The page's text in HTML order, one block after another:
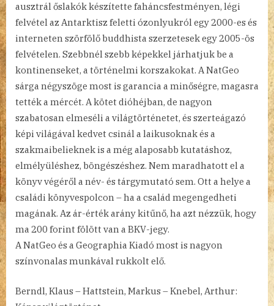
ausztrál őslakók készítette faháncsfestményen, légi
felvétel az Antarktisz feletti ózonlyukról egy 2000-es és
interneten szörfölő buddhista szerzetesek egy 2005-ös
felvételen. Szebbnél szebb képekkel járhatjuk be a
kontinenseket, a történelmi korszakokat. A NatGeo
sárga négyszöge most is garancia a minőségre, magasra
tették a mércét. A kötet dióhéjban, de nagyon
szabatosan elmeséli a világtörténetet, és szerteágazó
képi világával kedvet csinál a laikusoknak és a
szakmaibelieknek is a még alaposabb kutatáshoz,
elmélyüléshez, böngészéshez. Nem maradhatott el a
könyv végéről a név- és tárgymutató sem. Ott a helye a
családi könyvespolcon – ha a család megengedheti
magának. Az ár-érték arány kitűnő, ha azt nézzük, hogy
ma 200 forint fölött van a BKV-jegy.
A NatGeo és a Geographia Kiadó most is nagyon
színvonalas munkával rukkolt elő.
Berndl, Klaus – Hattstein, Markus – Knebel, Arthur: